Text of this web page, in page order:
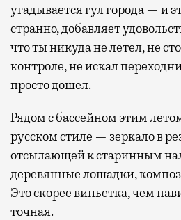
угадывается гул города — и
странно, добавляет
что ты никуда не летел, не
контроле, не искал
просто дошел.
Рядом с бассейном этим
русском стиле — зеркало в
отсылающей к старинным
деревянные лошадки,
Это скорее виньетка, чем
точная.